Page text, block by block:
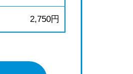
2,750円